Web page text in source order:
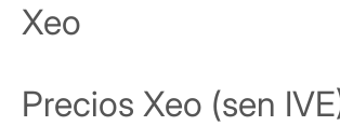
Xeo
Precios Xeo (sen